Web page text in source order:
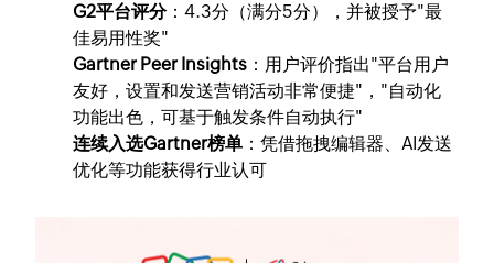
G2平台评分：4.3分（满分5分），并被授予"最
佳易用性奖"
Gartner Peer Insights ：用户评价指出"平台用户
友好，设置和发送营销活动非常便捷"，"自动化
功能出色，可基于触发条件自动执行"
连续入选Gartner榜单 ：凭借拖拽编辑器、AI发送
优化等功能获得行业认可